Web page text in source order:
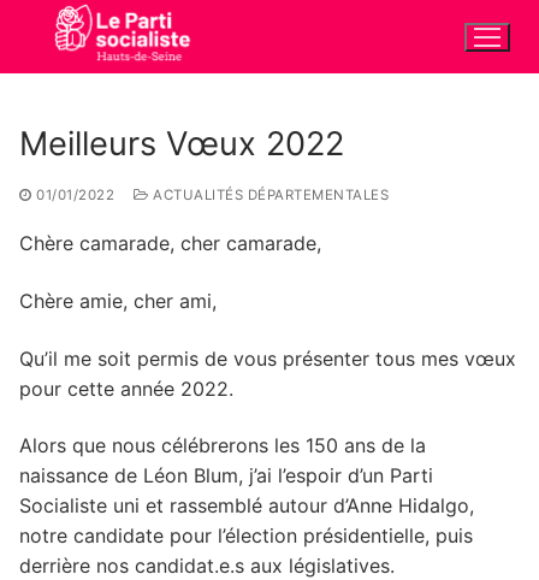
contenu
Meilleurs Vœux 2022
01/01/2022 ACTUALITÉS DÉPARTEMENTALES
Chère camarade, cher camarade,
Chère amie, cher ami,
Qu’il me soit permis de vous présenter tous mes vœux
pour cette année 2022.
Alors que nous célébrerons les 150 ans de la
naissance de Léon Blum, j’ai l’espoir d’un Parti
Socialiste uni et rassemblé autour d’Anne Hidalgo,
notre candidate pour l’élection présidentielle, puis
derrière nos candidat.e.s aux législatives.